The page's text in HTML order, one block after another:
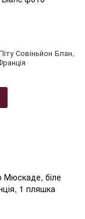
Совіньйон Блан,